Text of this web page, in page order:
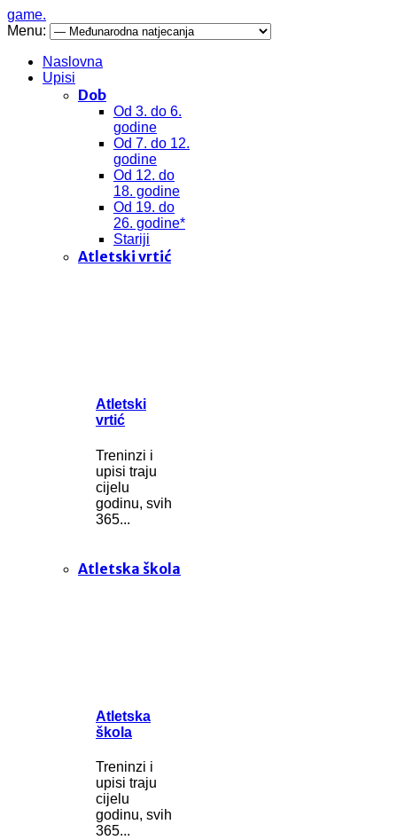
game.
Menu:
Naslovna
Upisi
Dob
Od 3. do 6.
godine
Od 7. do 12.
godine
Od 12. do
18. godine
Od 19. do
26. godine*
Stariji
Atletski vrtić
Atletski
vrtić
Treninzi i
upisi traju
cijelu
godinu, svih
365...
Atletska škola
Atletska
škola
Treninzi i
upisi traju
cijelu
godinu, svih
365...